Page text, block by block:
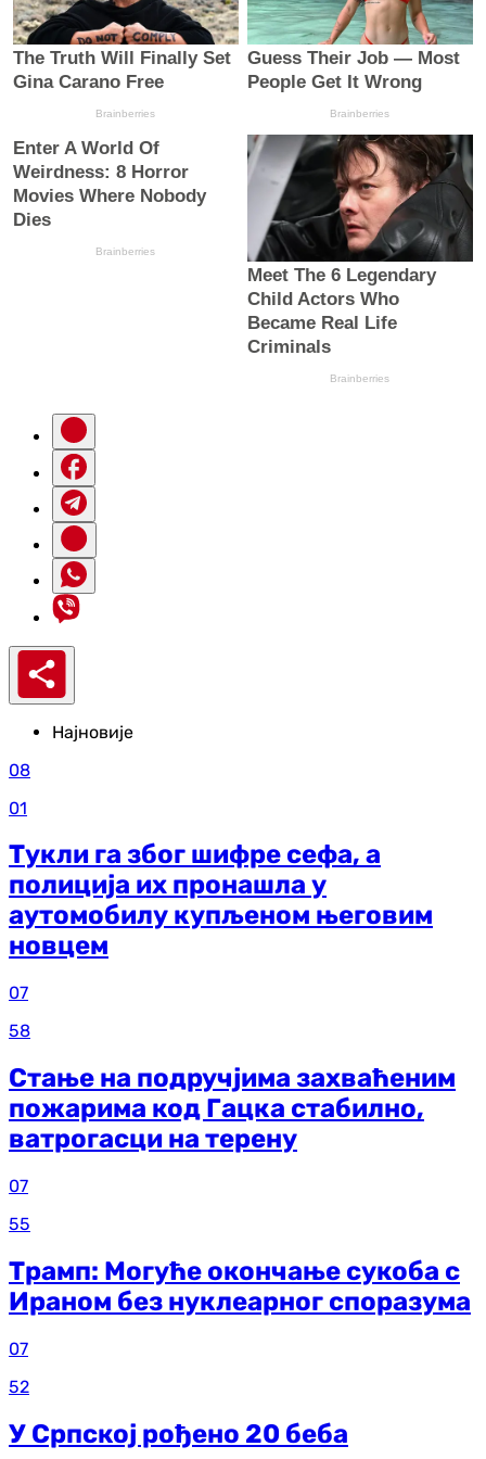
Најновије
08
01
Тукли га због шифре сефа, а
полиција их пронашла у
аутомобилу купљеном његовим
новцем
07
58
Стање на подручјима захваћеним
пожарима код Гацка стабилно,
ватрогасци на терену
07
55
Трамп: Могуће окончање сукоба с
Ираном без нуклеарног споразума
07
52
У Српској рођено 20 беба